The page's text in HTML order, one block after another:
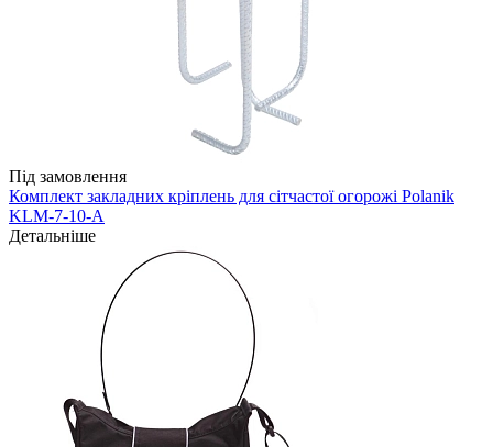
Під замовлення
Комплект закладних кріплень для сітчастої огорожі Polanik
KLM-7-10-A
Детальніше